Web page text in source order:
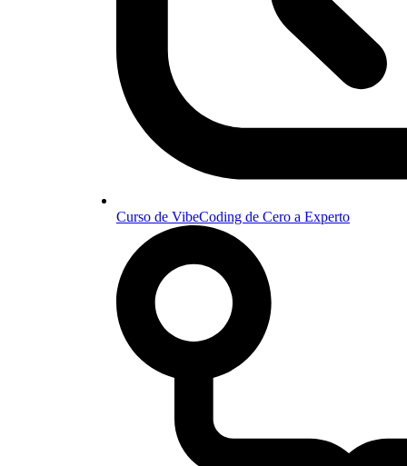
Curso de VibeCoding de Cero a Experto